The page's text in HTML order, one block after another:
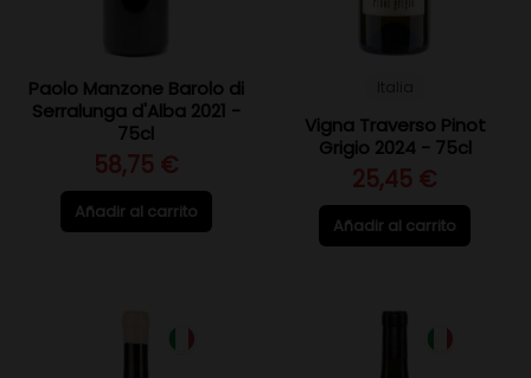
Paolo Manzone Barolo di
Serralunga d'Alba 2021 -
75cl
58,75 €
Añadir al carrito
Vigna Traverso Pinot
Grigio 2024 - 75cl
25,45 €
Añadir al carrito